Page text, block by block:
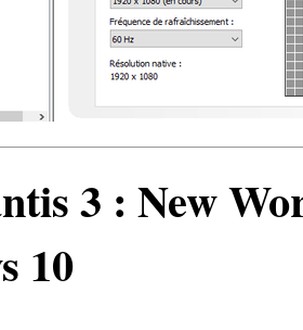
3 : New
10